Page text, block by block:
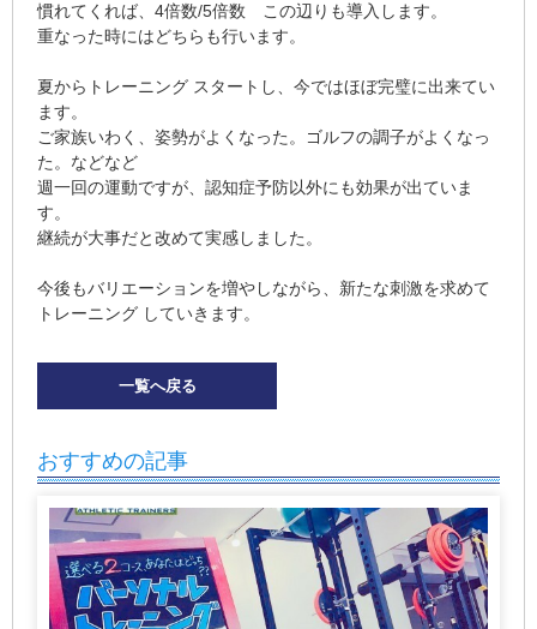
慣れてくれば、4倍数/5倍数 この辺りも導入します。
重なった時にはどちらも行います。
夏からトレーニング スタートし、今ではほぼ完璧に出来てい
ます。
ご家族いわく、姿勢がよくなった。ゴルフの調子がよくなっ
た。などなど
週一回の運動ですが、認知症予防以外にも効果が出ていま
す。
継続が大事だと改めて実感しました。
今後もバリエーションを増やしながら、新たな刺激を求めて
トレーニング していきます。
一覧へ戻る
おすすめの記事